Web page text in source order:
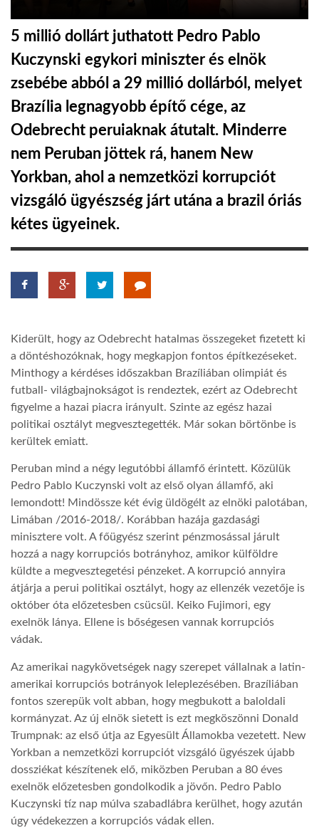
HÍR3D
TROPICALMAGAZIN
GLOBOTV
AFRIKA TUDÁSTÁR
GLOBOZSARU
LATIMO.HU
GLOBOBOOK
5 millió dollárt juthatott Pedro Pablo
Kuczynski egykori miniszter és elnök
zsebébe abból a 29 millió dollárból, melyet
Brazília legnagyobb építő cége, az
Odebrecht peruiaknak átutalt. Minderre
nem Peruban jöttek rá, hanem New
Yorkban, ahol a nemzetközi korrupciót
vizsgáló ügyészség járt utána a brazil óriás
kétes ügyeinek.
Kiderült, hogy az Odebrecht hatalmas összegeket fizetett ki
a döntéshozóknak, hogy megkapjon fontos építkezéseket.
Minthogy a kérdéses időszakban Brazíliában olimpiát és
futball- világbajnokságot is rendeztek, ezért az Odebrecht
figyelme a hazai piacra irányult. Szinte az egész hazai
politikai osztályt megvesztegették. Már sokan börtönbe is
kerültek emiatt.
Peruban mind a négy legutóbbi államfő érintett. Közülük
Pedro Pablo Kuczynski volt az első olyan államfő, aki
lemondott! Mindössze két évig üldögélt az elnöki palotában,
Limában /2016-2018/. Korábban hazája gazdasági
minisztere volt. A főügyész szerint pénzmosással járult
hozzá a nagy korrupciós botrányhoz, amikor külföldre
küldte a megvesztegetési pénzeket. A korrupció annyira
átjárja a perui politikai osztályt, hogy az ellenzék vezetője is
október óta előzetesben csücsül. Keiko Fujimori, egy
exelnök lánya. Ellene is bőségesen vannak korrupciós
vádak.
Az amerikai nagykövetségek nagy szerepet vállalnak a latin-
amerikai korrupciós botrányok leleplezésében. Brazíliában
fontos szerepük volt abban, hogy megbukott a baloldali
kormányzat. Az új elnök sietett is ezt megköszönni Donald
Trumpnak: az első útja az Egyesült Államokba vezetett. New
Yorkban a nemzetközi korrupciót vizsgáló ügyészek újabb
dossziékat készítenek elő, miközben Peruban a 80 éves
exelnök előzetesben gondolkodik a jövőn. Pedro Pablo
Kuczynski tíz nap múlva szabadlábra kerülhet, hogy azután
úgy védekezzen a korrupciós vádak ellen.